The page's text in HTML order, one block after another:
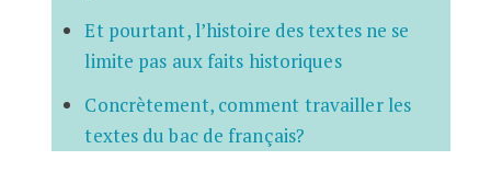
Et pourtant, l’histoire des textes ne se
limite pas aux faits historiques
Concrètement, comment travailler les
textes du bac de français?